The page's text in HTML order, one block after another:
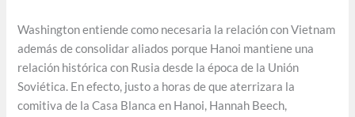
Washington entiende como necesaria la relación con Vietnam
además de consolidar aliados porque Hanoi mantiene una
relación histórica con Rusia desde la época de la Unión
Soviética. En efecto, justo a horas de que aterrizara la
comitiva de la Casa Blanca en Hanoi, Hannah Beech,